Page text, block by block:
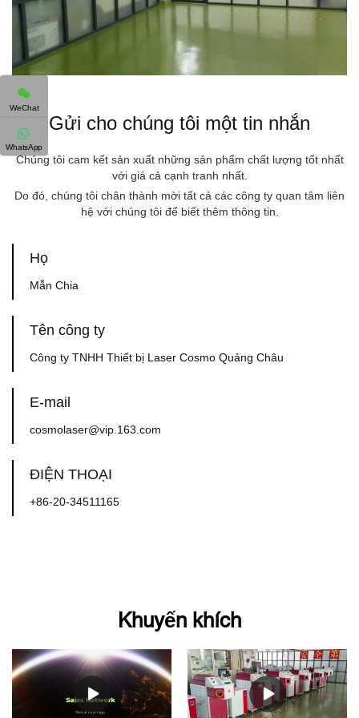
Gửi cho chúng tôi một tin nhắn
Chúng tôi cam kết sản xuất những sản phẩm chất lượng tốt nhất
với giá cả cạnh tranh nhất.
Do đó, chúng tôi chân thành mời tất cả các công ty quan tâm liên
hệ với chúng tôi để biết thêm thông tin.
Họ
Mẫn Chia
Tên công ty
Công ty TNHH Thiết bị Laser Cosmo Quảng Châu
E-mail
cosmolaser@vip.163.com
ĐIỆN THOẠI
+86-20-34511165
Khuyến khích
WeChat
WhatsApp